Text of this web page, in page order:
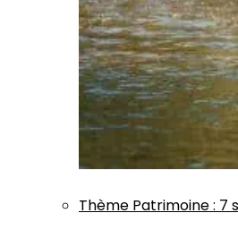
Thème Patrimoine: 7